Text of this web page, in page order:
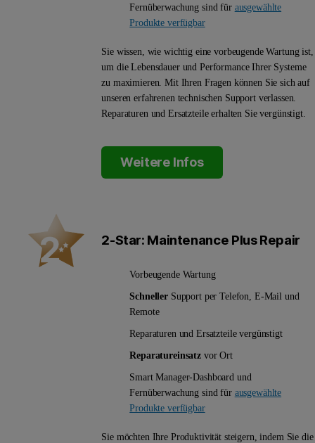
Fernüberwachung sind für ausgewählte
Produkte verfügbar
Sie wissen, wie wichtig eine vorbeugende Wartung ist,
um die Lebensdauer und Performance Ihrer Systeme
zu maximieren. Mit Ihren Fragen können Sie sich auf
unseren erfahrenen technischen Support verlassen.
Reparaturen und Ersatzteile erhalten Sie vergünstigt.
Weitere Infos
2-Star: Maintenance Plus Repair
Vorbeugende Wartung
SchnellerSupport per Telefon, E-Mail und
Remote
Reparaturen und Ersatzteile vergünstigt
Reparatureinsatzvor Ort
Smart Manager-Dashboard und
Fernüberwachung sind für ausgewählte
Produkte verfügbar
Sie möchten Ihre Produktivität steigern, indem Sie die